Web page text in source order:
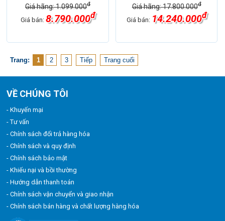
Giá hãng: 1.099.000đ
Giá bán: 8.790.000đ
Giá hãng: 17.800.000đ
Giá bán: 14.240.000đ
Trang: 1 2 3 Tiếp Trang cuối
VỀ CHÚNG TÔI
- Khuyến mại
- Tư vấn
- Chính sách đổi trả hàng hóa
- Chính sách và quy định
- Chính sách bảo mật
- Khiếu nại và bồi thường
- Hướng dẫn thanh toán
- Chính sách vận chuyển và giao nhận
- Chính sách bán hàng và chất lượng hàng hóa